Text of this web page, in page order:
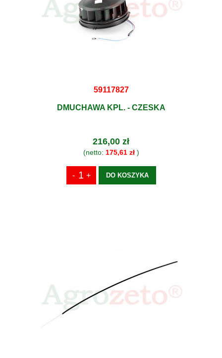
59117827
DMUCHAWA KPL. - CZESKA
216,00 zł
(netto: 175,61 zł)
DO KOSZYKA